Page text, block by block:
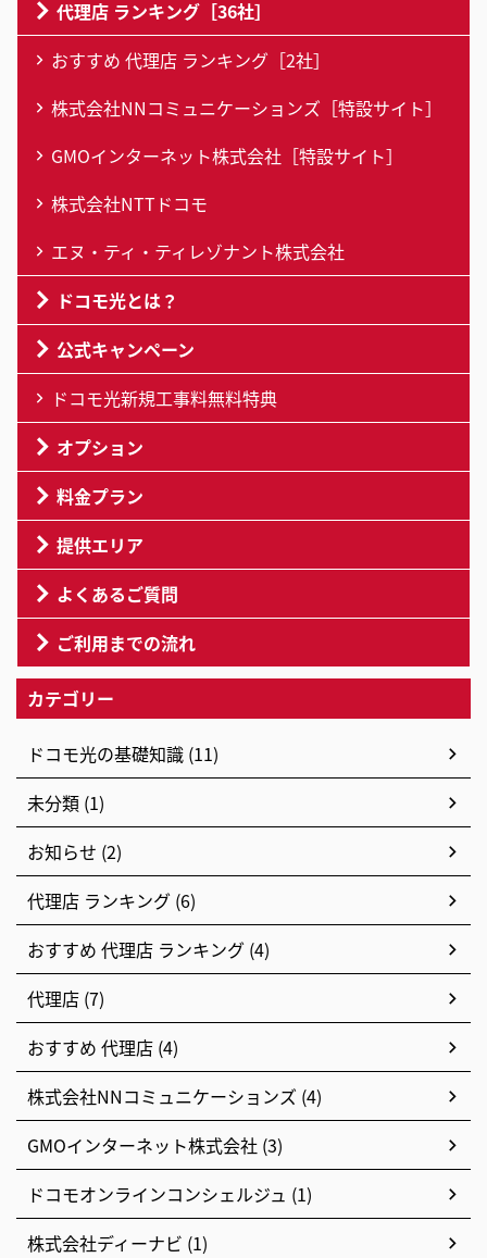
代理店 ランキング［36社］
おすすめ 代理店 ランキング［2社］
株式会社NNコミュニケーションズ［特設サイト］
GMOインターネット株式会社［特設サイト］
株式会社NTTドコモ
エヌ・ティ・ティレゾナント株式会社
ドコモ光とは？
公式キャンペーン
ドコモ光新規工事料無料特典
オプション
料金プラン
提供エリア
よくあるご質問
ご利用までの流れ
カテゴリー
ドコモ光の基礎知識 (11)
未分類 (1)
お知らせ (2)
代理店 ランキング (6)
おすすめ 代理店 ランキング (4)
代理店 (7)
おすすめ 代理店 (4)
株式会社NNコミュニケーションズ (4)
GMOインターネット株式会社 (3)
ドコモオンラインコンシェルジュ (1)
株式会社ディーナビ (1)